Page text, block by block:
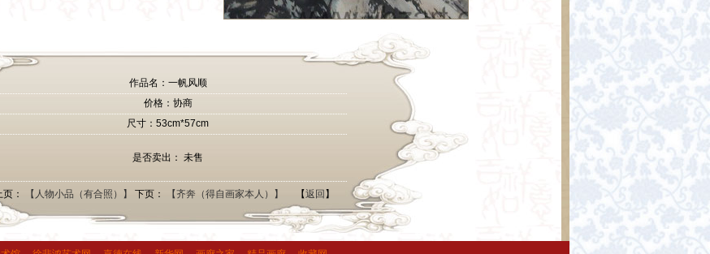
作品名：一帆风顺
价格：协商
尺寸：53cm*57cm
是否卖出： 未售
页： 【人物小品（有合照）】 下页： 【齐奔（得自画家本人）】 【返回 】